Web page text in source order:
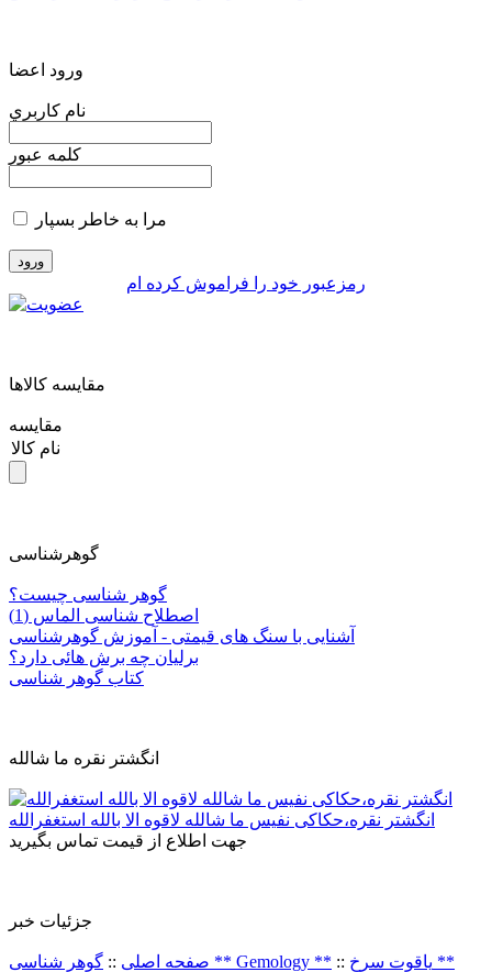
ورود اعضا
نام کاربري
کلمه عبور
مرا به خاطر بسپار
رمزعبور خود را فراموش کرده ام
مقايسه کالاها
مقایسه
نام کالا
گوهرشناسی
گوهر شناسی چیست؟
اصطلاح شناسی الماس (1)
آشنایی با سنگ های قیمتی - آموزش گوهرشناسی
برلیان چه برش هائی دارد؟
کتاب گوهر شناسی
انگشتر نقره ما شالله
انگشتر نقره،حکاکی نفیس ما شالله لاقوه الا بالله استغفرالله
جهت اطلاع از قیمت تماس بگیرید
جزئيات خبر
صفحه اصلی :: گوهر شناسی ** Gemology ** :: یاقوت سرخ **